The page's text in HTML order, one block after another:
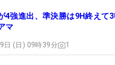
4強進出、準決勝は9H終え
マ
日 (日) 09時39分 1